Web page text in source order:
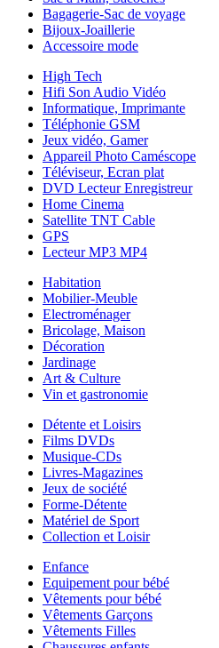
Bagagerie-Sac de voyage
Bijoux-Joaillerie
Accessoire mode
High Tech
Hifi Son Audio Vidéo
Informatique, Imprimante
Téléphonie GSM
Jeux vidéo, Gamer
Appareil Photo Caméscope
Téléviseur, Ecran plat
DVD Lecteur Enregistreur
Home Cinema
Satellite TNT Cable
GPS
Lecteur MP3 MP4
Habitation
Mobilier-Meuble
Electroménager
Bricolage, Maison
Décoration
Jardinage
Art & Culture
Vin et gastronomie
Détente et Loisirs
Films DVDs
Musique-CDs
Livres-Magazines
Jeux de société
Forme-Détente
Matériel de Sport
Collection et Loisir
Enfance
Equipement pour bébé
Vêtements pour bébé
Vêtements Garçons
Vêtements Filles